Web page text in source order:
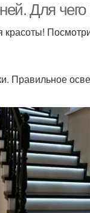
Для
Правильное